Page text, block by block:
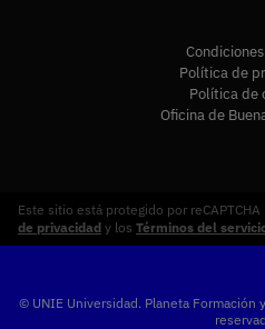
Política de
Política de
Oficina de
Este sitio está protegido por
de privacidad y los Términos del
© UNIE Universidad. Planeta Formación